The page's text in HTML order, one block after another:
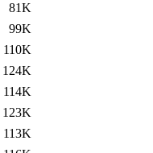
81K
99K
110K
124K
114K
123K
113K